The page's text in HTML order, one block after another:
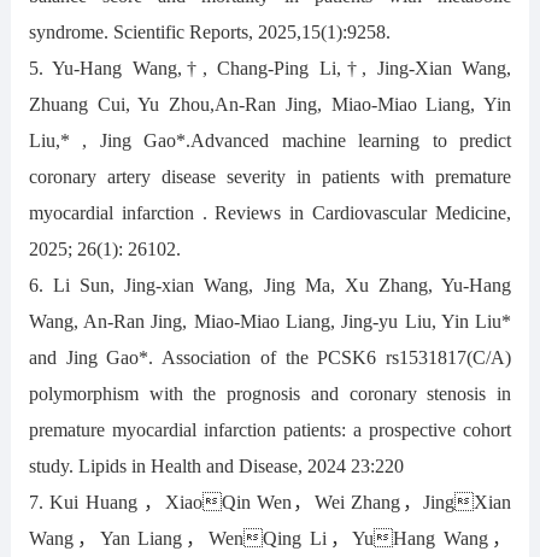
syndrome. Scientific Reports, 2025,15(1):9258.
5. Yu-Hang Wang,†, Chang-Ping Li,†, Jing-Xian Wang,
Zhuang Cui, Yu Zhou,An-Ran Jing, Miao-Miao Liang, Yin
Liu,* , Jing Gao*.Advanced machine learning to predict
coronary artery disease severity in patients with premature
myocardial infarction . Reviews in Cardiovascular Medicine,
2025; 26(1): 26102.
6. Li Sun, Jing-xian Wang, Jing Ma, Xu Zhang, Yu-Hang
Wang, An-Ran Jing, Miao-Miao Liang, Jing-yu Liu, Yin Liu*
and Jing Gao*. Association of the PCSK6 rs1531817(C/A)
polymorphism with the prognosis and coronary stenosis in
premature myocardial infarction patients: a prospective cohort
study. Lipids in Health and Disease, 2024 23:220
7. Kui Huang ，XiaoQin Wen，Wei Zhang，JingXian
Wang，Yan Liang，WenQing Li，YuHang Wang，